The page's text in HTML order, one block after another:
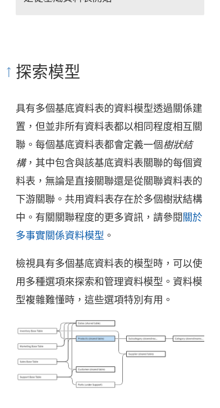
探索模型
具有多個基底資料表的資料模型透過關係建
置，但並非所有資料表都以相同程度相互關
聯。每個基底資料表都會定義一個樹狀結
構，其中包含與該基底資料表關聯的每個資
料表，無論是直接關聯還是從關聯資料表的
下游關聯。共用資料表存在於多個樹狀結構
中。有關關聯程度的更多資訊，請參閱 關於
多事實關係資料模型 。
檢視具有多個基底資料表的模型時，可以使
用多種選項來探索和管理資料模型。資料模
型複雜難懂時，這些選項特別有用。